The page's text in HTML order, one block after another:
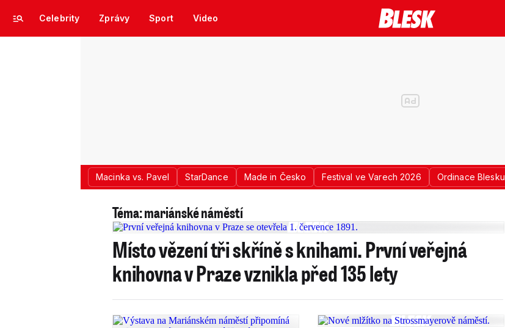
Celebrity Zprávy Sport Video
Macinka vs. Pavel StarDance Made in Česko Festival ve Varech 2026 Ordinace Blesku
Téma: mariánské náměstí
Místo vězení tři skříně s knihami. První veřejná
knihovna v Praze vznikla před 135 lety